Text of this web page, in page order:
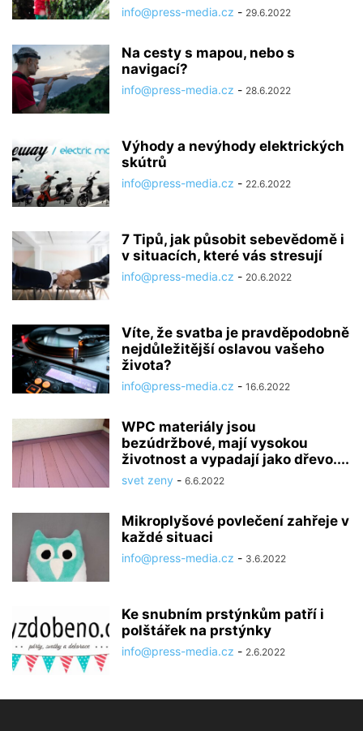
info@press-media.cz - 29.6.2022
Na cesty s mapou, nebo s
navigací?
info@press-media.cz - 28.6.2022
Výhody a nevýhody elektrických
skútrů
info@press-media.cz - 22.6.2022
7 Tipů, jak působit sebevědomě i
v situacích, které vás stresují
info@press-media.cz - 20.6.2022
Víte, že svatba je pravděpodobně
nejdůležitější oslavou vašeho
života?
info@press-media.cz - 16.6.2022
WPC materiály jsou
bezúdržbové, mají vysokou
životnost a vypadají jako dřevo....
svet zeny - 6.6.2022
Mikroplyšové povlečení zahřeje v
každé situaci
info@press-media.cz - 3.6.2022
Ke snubním prstýnkům patří i
polštářek na prstýnky
info@press-media.cz - 2.6.2022